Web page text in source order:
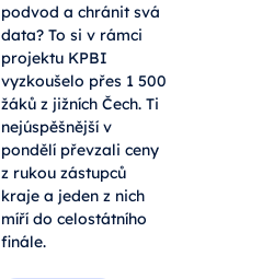
podvod a chránit svá
data? To si v rámci
projektu KPBI
vyzkoušelo přes 1 500
žáků z jižních Čech. Ti
nejúspěšnější v
pondělí převzali ceny
z rukou zástupců
kraje a jeden z nich
míří do celostátního
finále.